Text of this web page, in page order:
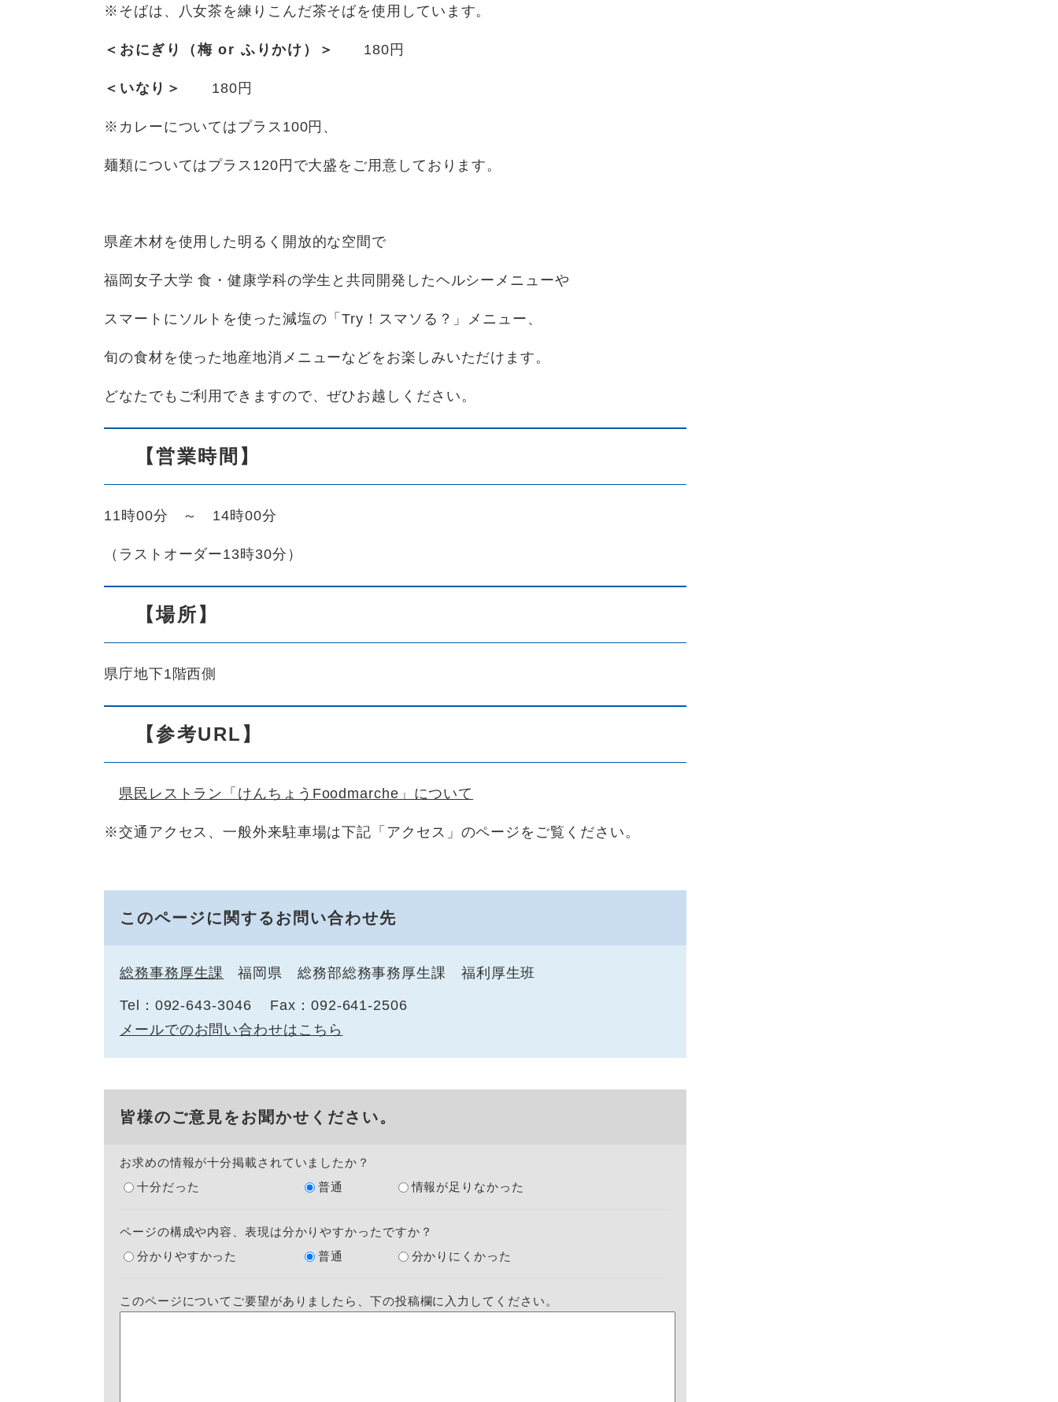
※そばは、八女茶を練りこんだ茶そばを使用しています。
＜おにぎり（梅 or ふりかけ）＞ 180円
＜いなり＞ 180円
※カレーについてはプラス100円、
麺類についてはプラス120円で大盛をご用意しております。
県産木材を使用した明るく開放的な空間で
福岡女子大学 食・健康学科の学生と共同開発したヘルシーメニューや
スマートにソルトを使った減塩の「Try！スマソる？」メニュー、
旬の食材を使った地産地消メニューなどをお楽しみいただけます。
どなたでもご利用できますので、ぜひお越しください。
【営業時間】
11時00分 ～ 14時00分
（ラストオーダー13時30分）
【場所】
県庁地下1階西側
【参考URL】
県民レストラン「けんちょうFoodmarche」について
※交通アクセス、一般外来駐車場は下記「アクセス」のページをご覧ください。
このページに関するお問い合わせ先
総務事務厚生課 福岡県 総務部総務事務厚生課 福利厚生班
Tel：092-643-3046
Fax：092-641-2506
メールでのお問い合わせはこちら
皆様のご意見をお聞かせください。
お求めの情報が十分掲載されていましたか？
十分だった
普通 情報が足りなかった
ページの構成や内容、表現は分かりやすかったですか？
分かりやすかった
普通 分かりにくかった
このページについてご要望がありましたら、下の投稿欄に入力してください。